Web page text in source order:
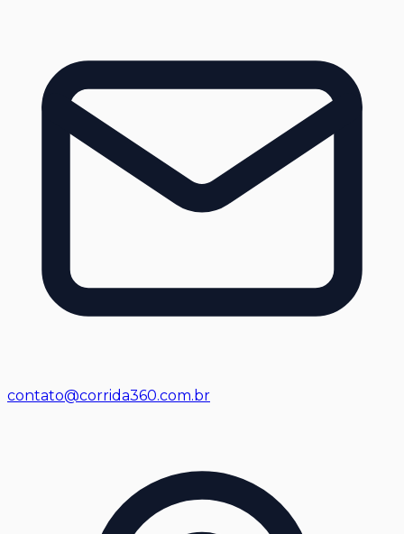
contato@corrida360.com.br